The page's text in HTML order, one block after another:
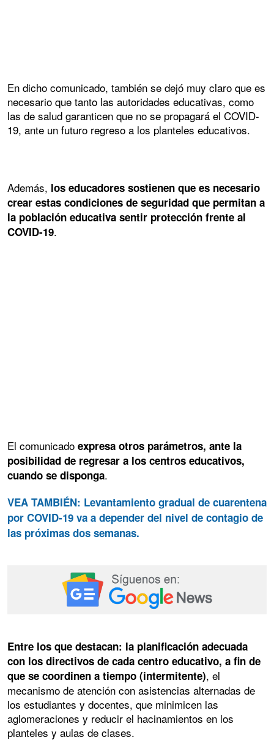
En dicho comunicado, también se dejó muy claro que es
necesario que tanto las autoridades educativas, como
las de salud garanticen que no se propagará el COVID-
19, ante un futuro regreso a los planteles educativos.
Además, los educadores sostienen que es necesario
crear estas condiciones de seguridad que permitan a
la población educativa sentir protección frente al
COVID-19.
El comunicado expresa otros parámetros, ante la
posibilidad de regresar a los centros educativos,
cuando se disponga.
VEA TAMBIÉN: Levantamiento gradual de cuarentena
por COVID-19 va a depender del nivel de contagio de
las próximas dos semanas.
Entre los que destacan: la planificación adecuada
con los directivos de cada centro educativo, a fin de
que se coordinen a tiempo (intermitente), el
mecanismo de atención con asistencias alternadas de
los estudiantes y docentes, que minimicen las
aglomeraciones y reducir el hacinamientos en los
planteles y aulas de clases.